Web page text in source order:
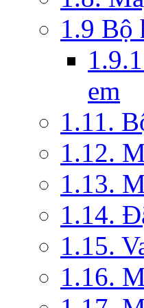
1.9 Bộ
em
1.11.
1.12.
1.13.
1.14.
1.15.
1.16.